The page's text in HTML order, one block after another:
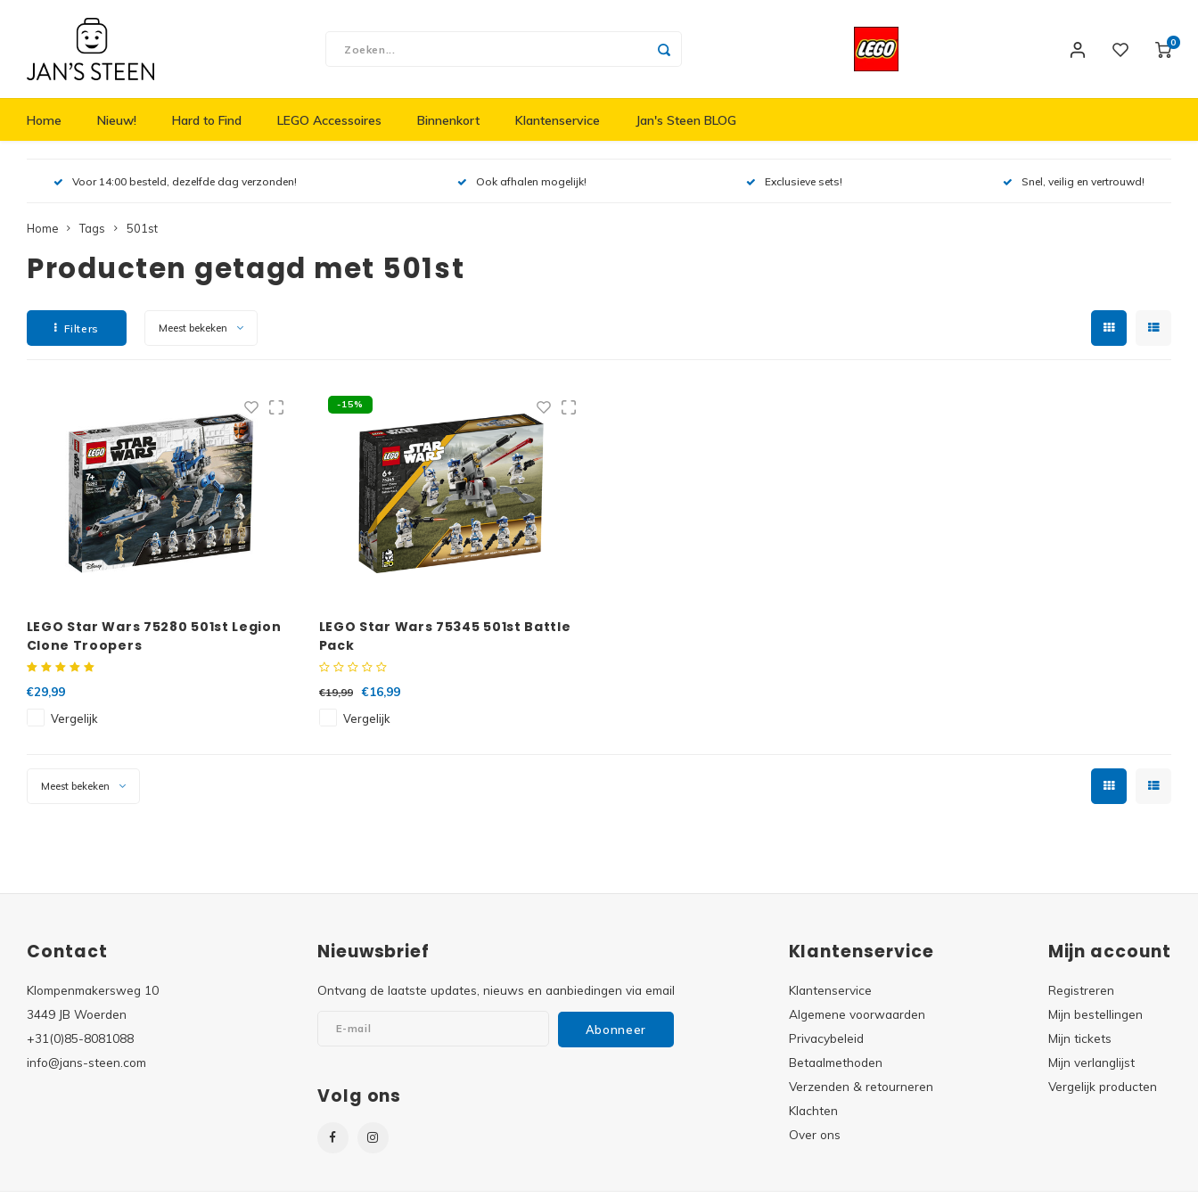
0
Home Nieuw! Hard to Find LEGO Accessoires Binnenkort Klantenservice Jan's Steen BLOG
Voor 14:00 besteld, dezelfde dag verzonden! Ook afhalen mogelijk! Exclusieve sets! Snel, veilig en vertrouwd!
Home Tags 501st
Producten getagd met 501st
Filters Meest bekeken
LEGO Star Wars 75280 501st Legion
Clone Troopers
€29,99
Vergelijk
-15%
LEGO Star Wars 75345 501st Battle
Pack
€19,99
€16,99
Vergelijk
Meest bekeken
Contact
Klompenmakersweg 10
3449 JB Woerden
+31(0)85-8081088
info@jans-steen.com
Nieuwsbrief
Ontvang de laatste updates, nieuws en aanbiedingen via email
Abonneer
Volg ons
Klantenservice
Klantenservice
Algemene voorwaarden
Privacybeleid
Betaalmethoden
Verzenden & retourneren
Klachten
Over ons
Mijn account
Registreren
Mijn bestellingen
Mijn tickets
Mijn verlanglijst
Vergelijk producten